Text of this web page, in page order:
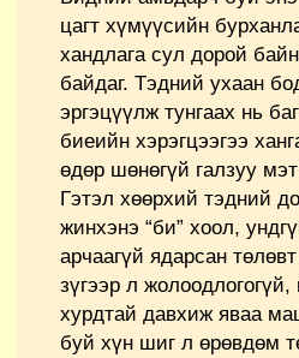
цагт хүмүүсийн
хандлага сул дорой
байдаг. Тэдний ухаан
эргэцүүлж тунгаах нь
биеийн хэрэгцээгээ
өдөр шөнөгүй галзуу мэт
Гэтэл хөөрхий тэдний
жинхэнэ “би” хоол,
арчаагүй ядарсан
зүгээр л жолоодлогогүй,
хурдтай давхиж яваа
буй хүн шиг л өрөвдөм